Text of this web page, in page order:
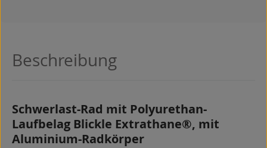
Beschreibung
Schwerlast-Rad mit Polyurethan-
Laufbelag Blickle Extrathane®, mit
Aluminium-Radkörper